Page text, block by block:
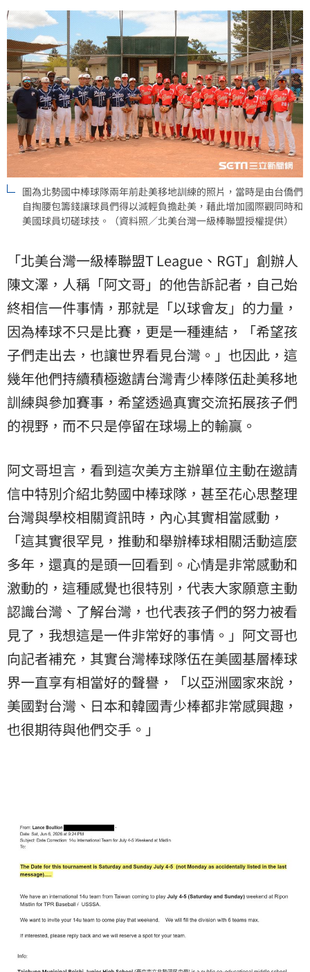
圖為北勢國中棒球隊兩年前赴美移地訓練的照片，當時是由台僑們
自掏腰包籌錢讓球員們得以減輕負擔赴美，藉此增加國際觀同時和
美國球員切磋球技。（資料照／北美台灣一級棒聯盟授權提供）
「北美台灣一級棒聯盟T League、RGT」創辦人
陳文澤，人稱「阿文哥」的他告訴記者，自己始
終相信一件事情，那就是「以球會友」的力量，
因為棒球不只是比賽，更是一種連結，「希望孩
子們走出去，也讓世界看見台灣。」也因此，這
幾年他們持續積極邀請台灣青少棒隊伍赴美移地
訓練與參加賽事，希望透過真實交流拓展孩子們
的視野，而不只是停留在球場上的輸贏。
阿文哥坦言，看到這次美方主辦單位主動在邀請
信中特別介紹北勢國中棒球隊，甚至花心思整理
台灣與學校相關資訊時，內心其實相當感動，
「這其實很罕見，推動和舉辦棒球相關活動這麼
多年，還真的是頭一回看到。心情是非常感動和
激動的，這種感覺也很特別，代表大家願意主動
認識台灣、了解台灣，也代表孩子們的努力被看
見了，我想這是一件非常好的事情。」阿文哥也
向記者補充，其實台灣棒球隊伍在美國基層棒球
界一直享有相當好的聲譽，「以亞洲國家來說，
美國對台灣、日本和韓國青少棒都非常感興趣，
也很期待與他們交手。」